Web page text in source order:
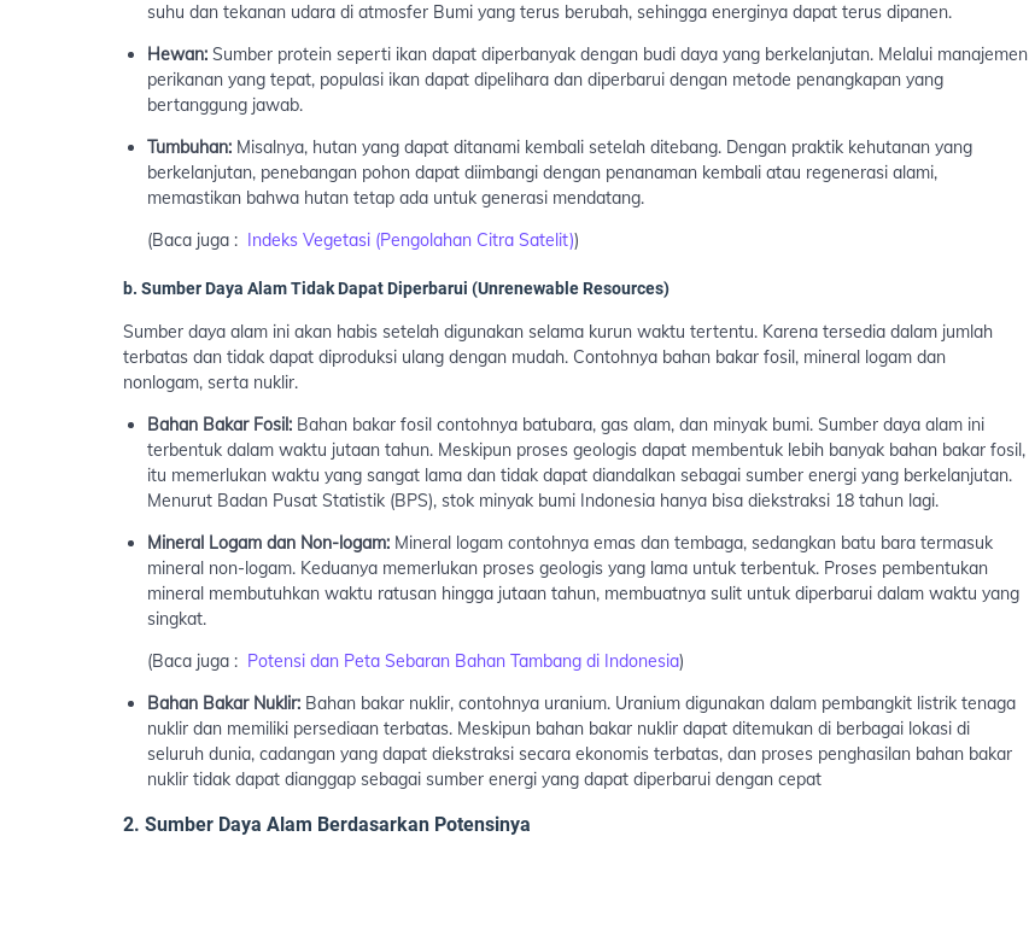
suhu dan tekanan udara di atmosfer Bumi yang terus berubah, sehingga energinya dapat terus dipanen.
Hewan: Sumber protein seperti ikan dapat diperbanyak dengan budi daya yang berkelanjutan. Melalui manajemen
perikanan yang tepat, populasi ikan dapat dipelihara dan diperbarui dengan metode penangkapan yang
bertanggung jawab.
Tumbuhan: Misalnya, hutan yang dapat ditanami kembali setelah ditebang. Dengan praktik kehutanan yang
berkelanjutan, penebangan pohon dapat diimbangi dengan penanaman kembali atau regenerasi alami,
memastikan bahwa hutan tetap ada untuk generasi mendatang.
(Baca juga :
Indeks Vegetasi (Pengolahan Citra Satelit))
b. Sumber Daya Alam Tidak Dapat Diperbarui (Unrenewable Resources)
Sumber daya alam ini akan habis setelah digunakan selama kurun waktu tertentu. Karena tersedia dalam jumlah
terbatas dan tidak dapat diproduksi ulang dengan mudah. Contohnya bahan bakar fosil, mineral logam dan
nonlogam, serta nuklir.
Bahan Bakar Fosil: Bahan bakar fosil contohnya batubara, gas alam, dan minyak bumi. Sumber daya alam ini
terbentuk dalam waktu jutaan tahun. Meskipun proses geologis dapat membentuk lebih banyak bahan bakar fosil,
itu memerlukan waktu yang sangat lama dan tidak dapat diandalkan sebagai sumber energi yang berkelanjutan.
Menurut Badan Pusat Statistik (BPS), stok minyak bumi Indonesia hanya bisa diekstraksi 18 tahun lagi.
Mineral Logam dan Non-logam: Mineral logam contohnya emas dan tembaga, sedangkan batu bara termasuk
mineral non-logam. Keduanya memerlukan proses geologis yang lama untuk terbentuk. Proses pembentukan
mineral membutuhkan waktu ratusan hingga jutaan tahun, membuatnya sulit untuk diperbarui dalam waktu yang
singkat.
(Baca juga : Potensi dan Peta Sebaran Bahan Tambang di Indonesia)
Bahan Bakar Nuklir: Bahan bakar nuklir, contohnya uranium. Uranium digunakan dalam pembangkit listrik tenaga
nuklir dan memiliki persediaan terbatas. Meskipun bahan bakar nuklir dapat ditemukan di berbagai lokasi di
seluruh dunia, cadangan yang dapat diekstraksi secara ekonomis terbatas, dan proses penghasilan bahan bakar
nuklir tidak dapat dianggap sebagai sumber energi yang dapat diperbarui dengan cepat
2. Sumber Daya Alam Berdasarkan Potensinya